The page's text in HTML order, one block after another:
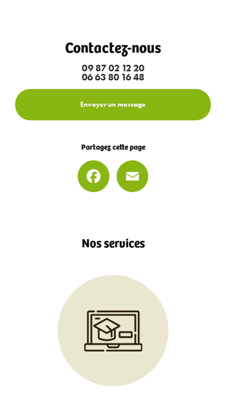
Contactez-nous
09 87 02 12 20
06 63 80 16 48
Envoyer un message
Partagez cette page
Facebook
Nos services